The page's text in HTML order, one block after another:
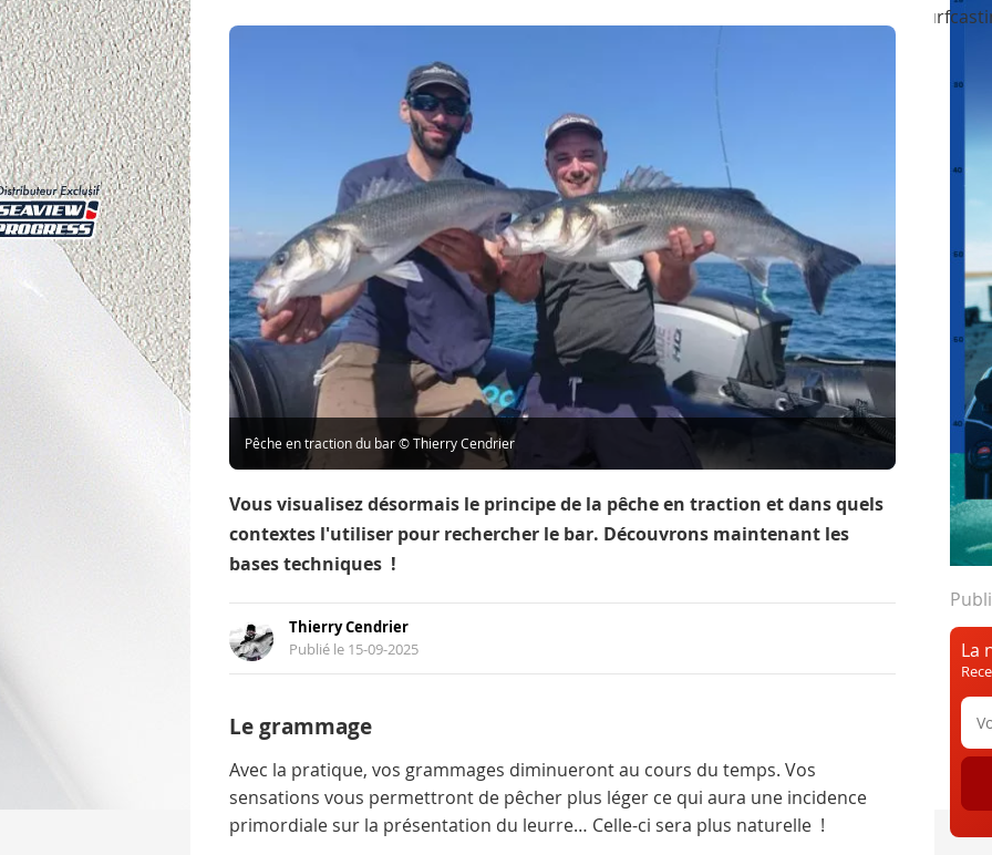
de mer
Pêche en traction du bar © Thierry Cendrier
Vous visualisez désormais le principe de la pêche en traction et dans quels
contextes l'utiliser pour rechercher le bar. Découvrons maintenant les
bases techniques !
Thierry Cendrier
Publié le 15-09-2025
Le grammage
Avec la pratique, vos grammages diminueront au cours du temps. Vos
sensations vous permettront de pêcher plus léger ce qui aura une incidence
primordiale sur la présentation du leurre… Celle-ci sera plus naturelle !
La